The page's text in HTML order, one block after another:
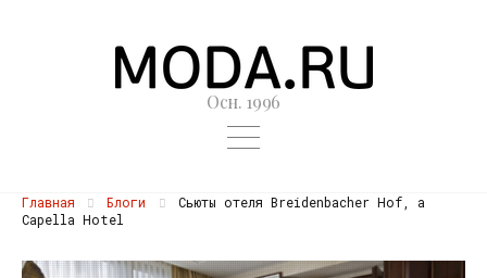
Осн. 1996
Главная Блоги
Сьюты отеля Breidenbacher Hof, a
Capella Hotel